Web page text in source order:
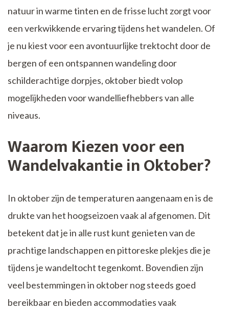
natuur in warme tinten en de frisse lucht zorgt voor
een verkwikkende ervaring tijdens het wandelen. Of
je nu kiest voor een avontuurlijke trektocht door de
bergen of een ontspannen wandeling door
schilderachtige dorpjes, oktober biedt volop
mogelijkheden voor wandelliefhebbers van alle
niveaus.
Waarom Kiezen voor een
Wandelvakantie in Oktober?
In oktober zijn de temperaturen aangenaam en is de
drukte van het hoogseizoen vaak al afgenomen. Dit
betekent dat je in alle rust kunt genieten van de
prachtige landschappen en pittoreske plekjes die je
tijdens je wandeltocht tegenkomt. Bovendien zijn
veel bestemmingen in oktober nog steeds goed
bereikbaar en bieden accommodaties vaak